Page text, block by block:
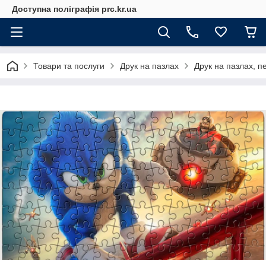
Доступна поліграфія prc.kr.ua
Товари та послуги Друк на пазлах Друк на пазлах,